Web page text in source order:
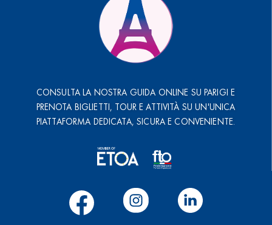
CONSULTA LA NOSTRA GUIDA ONLINE SU PARIGI E
PRENOTA BIGLIETTI, TOUR E ATTIVITÀ SU UN'UNICA
PIATTAFORMA DEDICATA, SICURA E CONVENIENTE.